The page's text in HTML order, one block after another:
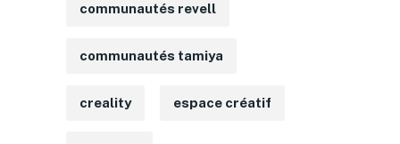
communautés revell
communautés tamiya
creality espace créatif